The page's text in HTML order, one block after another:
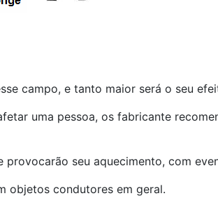
campo, e tanto maior será o seu
uma pessoa, os fabricante
seu aquecimento, com
objetos condutores em geral.